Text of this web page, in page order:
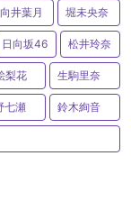
向井葉月 堀未央奈
日向坂46 松井玲奈
梨花 生駒里奈
七瀬 鈴木絢音